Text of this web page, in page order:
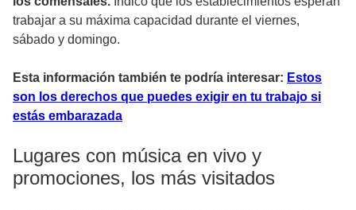
trabajar a su máxima capacidad durante el viernes,
sábado y domingo.
Esta información también te podría interesar: Estos
son los derechos que puedes exigir en tu trabajo si
estás embarazada
Lugares con música en vivo y
promociones, los más visitados